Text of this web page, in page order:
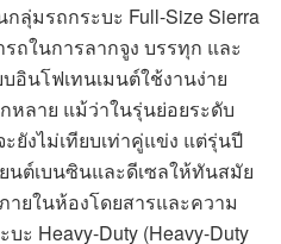
ลุ่มรถกระบะ Full-Size Sierra
ถในการลากจูง บรรทุก และ
อินโฟเทนเมนต์ใช้งานง่าย
หลาย แม้ว่าในรุ่นย่อยระดับ
ยังไม่เทียบเท่าคู่แข่ง แต่รุ่นปี
นต์เบนซินและดีเซลให้ทันสมัย
ยในห้องโดยสารและความ
ะ Heavy-Duty (Heavy-Duty